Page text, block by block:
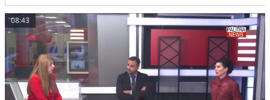
08:43